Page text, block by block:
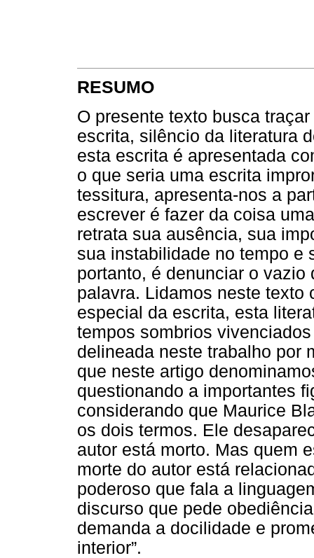
RESUMO
O presente texto busca
escrita, silêncio da literatura
esta escrita é apresentada
o que seria uma escrita
tessitura, apresenta-nos a
escrever é fazer da coisa
retrata sua ausência, sua
sua instabilidade no tempo e
portanto, é denunciar o
palavra. Lidamos neste texto
especial da escrita, esta
tempos sombrios
delineada neste trabalho por
que neste artigo
questionando a importantes
considerando que Maurice
os dois termos. Ele
autor está morto. Mas quem
morte do autor está
poderoso que fala a
discurso que pede
demanda a docilidade e
interior”.